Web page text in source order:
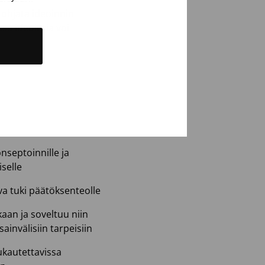
ideointia voi
ja
tuki päätöksenteolle
ja soveltuu niin
tarpeisiin